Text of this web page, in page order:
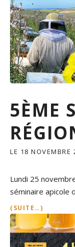
5ÈME
LE 18 NOVEMBRE
Lundi 25
séminaire apicole
(SUITE…)